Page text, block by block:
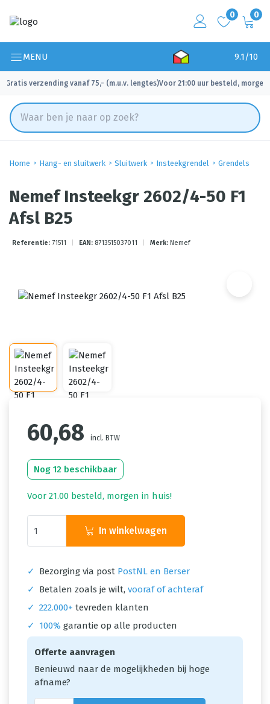
0 0
MENU 9.1/10
Gratis verzending vanaf 75,- (m.u.v. lengtes)
✓ Voor 21:00 uur besteld, morgen
Home Hang- en sluitwerk Sluitwerk Insteekgrendel Grendels
Nemef Insteekgr 2602/4-50 F1
Afsl B25
Referentie: 71511 EAN: 8713515037011 Merk: Nemef
60,68 incl. BTW
Nog 12 beschikbaar
Voor 21.00 besteld, morgen in huis!
In winkelwagen
✓ Bezorging via post PostNL en Berser
✓
Betalen zoals je wilt, vooraf of achteraf
✓ 222.000+ tevreden klanten
✓
100% garantie op alle producten
Offerte aanvragen
Benieuwd naar de mogelijkheden bij hoge
afname?